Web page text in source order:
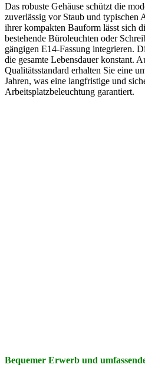
Das robuste Gehäuse schützt die
zuverlässig vor Staub und
ihrer kompakten Bauform lässt sich
bestehende Büroleuchten oder
gängigen E14-Fassung integrieren.
die gesamte Lebensdauer konstant.
Qualitätsstandard erhalten Sie eine
Jahren, was eine langfristige und
Arbeitsplatzbeleuchtung garantiert.
Bequemer Erwerb und